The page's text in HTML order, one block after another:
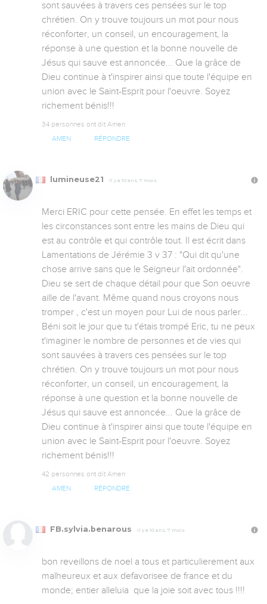
sont sauvées à travers ces pensées sur le top
chrétien. On y trouve toujours un mot pour nous
réconforter, un conseil, un encouragement, la
réponse à une question et la bonne nouvelle de
Jésus qui sauve est annoncée... Que la grâce de
Dieu continue à t'inspirer ainsi que toute l'équipe en
union avec le Saint-Esprit pour l'oeuvre. Soyez
richement bénis!!!
34 personnes ont dit Amen
AMEN RÉPONDRE
lumineuse21 Il y a 10 ans, 7 mois
Merci ERIC pour cette pensée. En effet les temps et
les circonstances sont entre les mains de Dieu qui
est au contrôle et qui contrôle tout. Il est écrit dans
Lamentations de Jérémie 3 v 37 : "Qui dit qu'une
chose arrive sans que le Seigneur l'ait ordonnée".
Dieu se sert de chaque détail pour que Son oeuvre
aille de l'avant. Même quand nous croyons nous
tromper , c'est un moyen pour Lui de nous parler...
Béni soit le jour que tu t'étais trompé Eric, tu ne peux
t'imaginer le nombre de personnes et de vies qui
sont sauvées à travers ces pensées sur le top
chrétien. On y trouve toujours un mot pour nous
réconforter, un conseil, un encouragement, la
réponse à une question et la bonne nouvelle de
Jésus qui sauve est annoncée... Que la grâce de
Dieu continue à t'inspirer ainsi que toute l'équipe en
union avec le Saint-Esprit pour l'oeuvre. Soyez
richement bénis!!!
42 personnes ont dit Amen
AMEN RÉPONDRE
FB.sylvia.benarous Il y a 10 ans, 7 mois
bon reveillons de noel a tous et particulierement aux
malheureux et aux defavorisee de france et du
monde; entier alleluia  que la joie soit avec tous !!!!